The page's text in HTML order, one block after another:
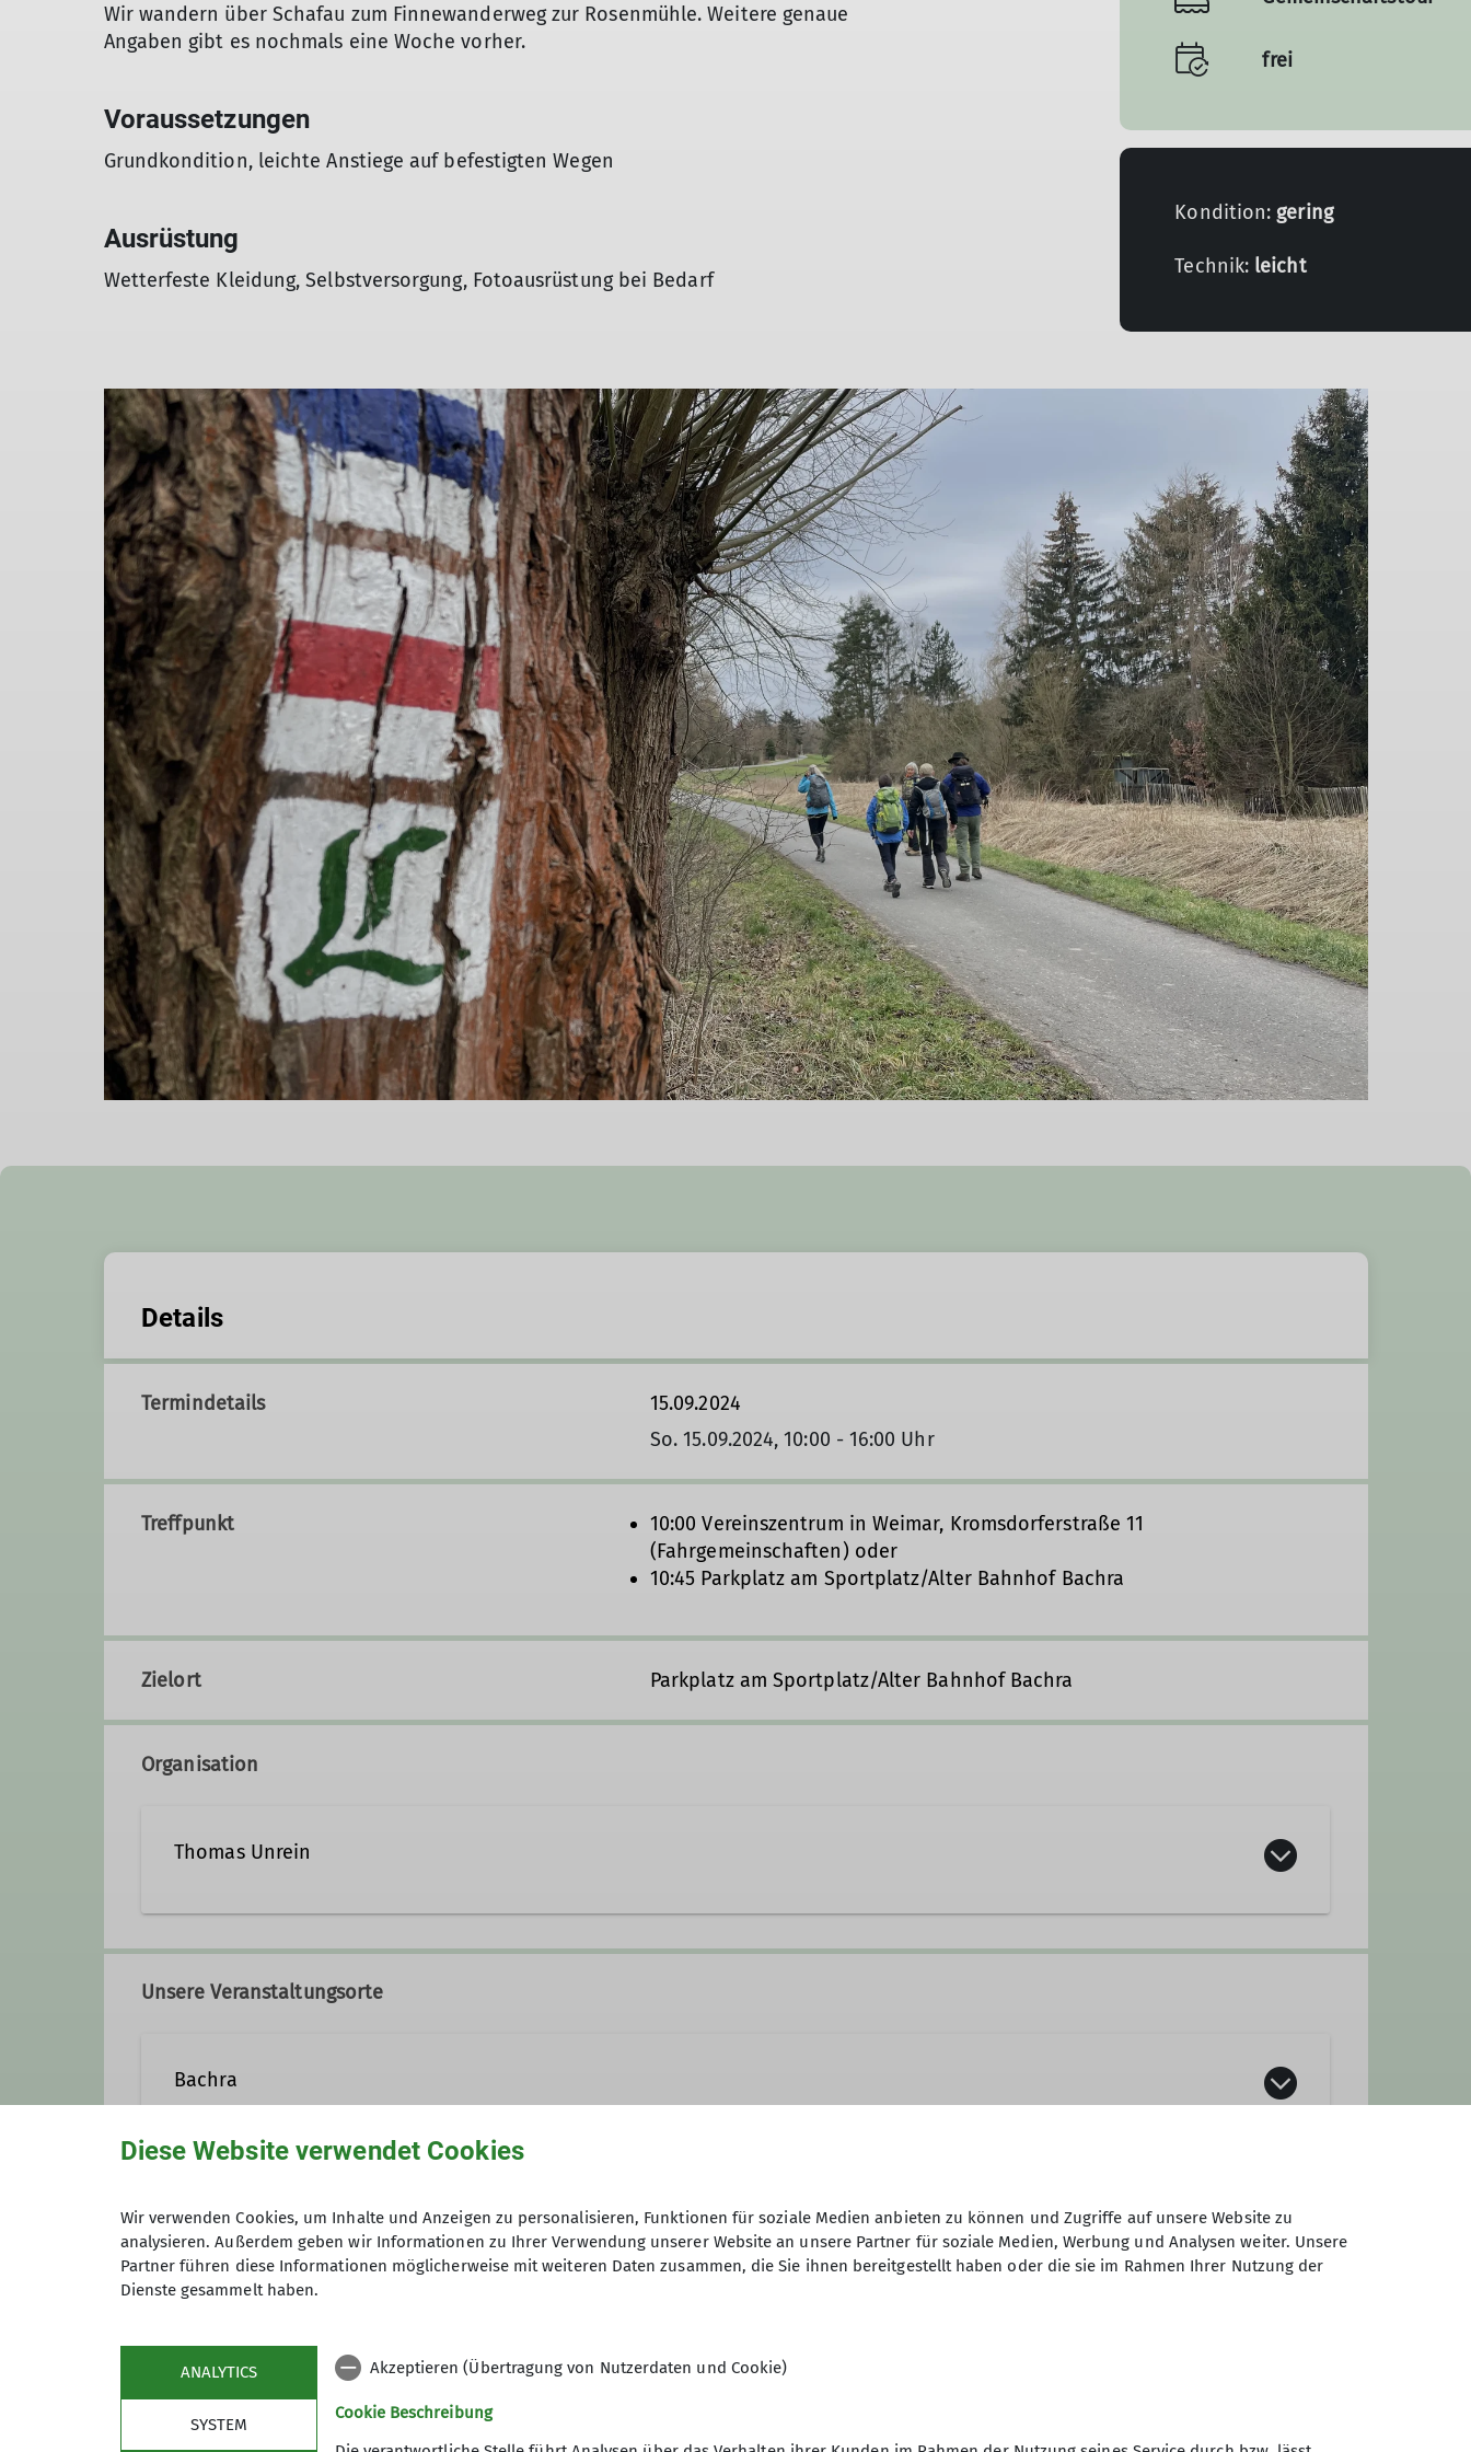
Wir wandern über Schafau zum Finnewanderweg zur Rosenmühle. Weitere genaue
Angaben gibt es nochmals eine Woche vorher.
Voraussetzungen
Grundkondition, leichte Anstiege auf befestigten Wegen
Ausrüstung
Wetterfeste Kleidung, Selbstversorgung, Fotoausrüstung bei Bedarf
frei
Kondition: gering
Technik: leicht
Details
Termindetails
15.09.2024
So. 15.09.2024, 10:00 - 16:00 Uhr
Treffpunkt
10:00 Vereinszentrum in Weimar, Kromsdorferstraße 11
(Fahrgemeinschaften) oder
10:45 Parkplatz am Sportplatz/Alter Bahnhof Bachra
Zielort Parkplatz am Sportplatz/Alter Bahnhof Bachra
Organisation
Thomas Unrein
Tourenleiter
Unsere Veranstaltungsorte
Bachra
Bachra
Anmeldung Anfrage senden
Maximale Teilnehmeranzahl
Diese Website verwendet Cookies
Wir verwenden Cookies, um Inhalte und Anzeigen zu personalisieren, Funktionen für soziale Medien anbieten zu können und Zugriffe auf unsere Website zu
analysieren. Außerdem geben wir Informationen zu Ihrer Verwendung unserer Website an unsere Partner für soziale Medien, Werbung und Analysen weiter. Unsere
Partner führen diese Informationen möglicherweise mit weiteren Daten zusammen, die Sie ihnen bereitgestellt haben oder die sie im Rahmen Ihrer Nutzung der
Dienste gesammelt haben.
ANALYTICS
SYSTEM
Akzeptieren (Übertragung von Nutzerdaten und Cookie)
Cookie Beschreibung